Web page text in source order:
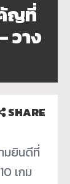
ญที่
วาง
SHARE
มยินดีที่
เกม